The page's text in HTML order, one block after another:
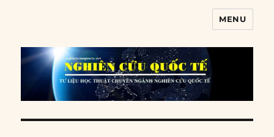
MENU